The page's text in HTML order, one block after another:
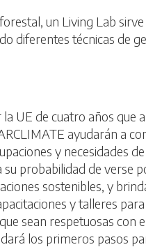
un Living Lab
diferentes técnicas de
UE de cuatro años
ayudarán a
y necesidades
su probabilidad de
sostenibles, y
y talleres
sean respetuosas
los primeros pasos